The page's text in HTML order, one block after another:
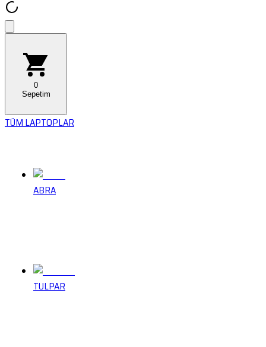
0
Sepetim
TÜM LAPTOPLAR
ABRA
TULPAR